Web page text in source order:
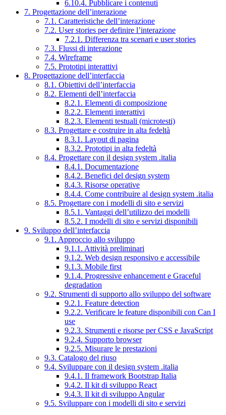
6.10.4. Pubblicare i contenuti
7. Progettazione dell’interazione
7.1. Caratteristiche dell’interazione
7.2. User stories per definire l’interazione
7.2.1. Differenza tra scenari e user stories
7.3. Flussi di interazione
7.4. Wireframe
7.5. Prototipi interattivi
8. Progettazione dell’interfaccia
8.1. Obiettivi dell’interfaccia
8.2. Elementi dell’interfaccia
8.2.1. Elementi di composizione
8.2.2. Elementi interattivi
8.2.3. Elementi testuali (microtesti)
8.3. Progettare e costruire in alta fedeltà
8.3.1. Layout di pagina
8.3.2. Prototipi in alta fedeltà
8.4. Progettare con il design system .italia
8.4.1. Documentazione
8.4.2. Benefici del design system
8.4.3. Risorse operative
8.4.4. Come contribuire al design system .italia
8.5. Progettare con i modelli di sito e servizi
8.5.1. Vantaggi dell’utilizzo dei modelli
8.5.2. I modelli di sito e servizi disponibili
9. Sviluppo dell’interfaccia
9.1. Approccio allo sviluppo
9.1.1. Attività preliminari
9.1.2. Web design responsivo e accessibile
9.1.3. Mobile first
9.1.4. Progressive enhancement e Graceful
degradation
9.2. Strumenti di supporto allo sviluppo del software
9.2.1. Feature detection
9.2.2. Verificare le feature disponibili con Can I
use
9.2.3. Strumenti e risorse per CSS e JavaScript
9.2.4. Supporto browser
9.2.5. Misurare le prestazioni
9.3. Catalogo del riuso
9.4. Sviluppare con il design system .italia
9.4.1. Il framework Bootstrap Italia
9.4.2. Il kit di sviluppo React
9.4.3. Il kit di sviluppo Angular
9.5. Sviluppare con i modelli di sito e servizi